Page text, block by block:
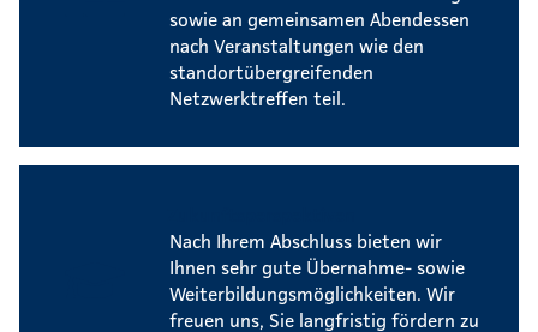
sowie an gemeinsamen Abendessen
nach Veranstaltungen wie den
standortübergreifenden
Netzwerktreffen teil.
Nach Ihrem Abschluss bieten wir
Ihnen sehr gute Übernahme- sowie
Weiterbildungsmöglichkeiten. Wir
freuen uns, Sie langfristig fördern zu